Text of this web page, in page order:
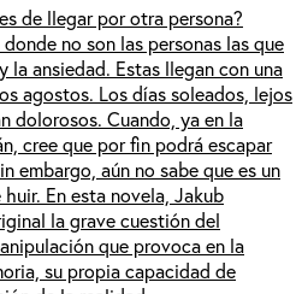
de llegar por otra persona?
no son las personas las que
la ansiedad. Estas llegan con una
agostos. Los días soleados, lejos
dolorosos. Cuando, ya en la
cree que por fin podrá escapar
embargo, aún no sabe que es un
En esta novela, Jakub
la grave cuestión del
que provoca en la
su propia capacidad de